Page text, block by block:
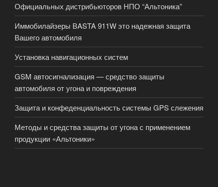
Официальных дистрибьюторов НПО “Альтоника”
Иммобилайзеры ВASTA 911W это надежная защита
Вашего автомобиля
Установка навигационных систем
GSM автосигнализация — средство защиты
автомобиля от угона и повреждения
Защита и конфеденциальность системы GPS слежения
Методы и средства защиты от угона с применением
продукции «Альтоники»